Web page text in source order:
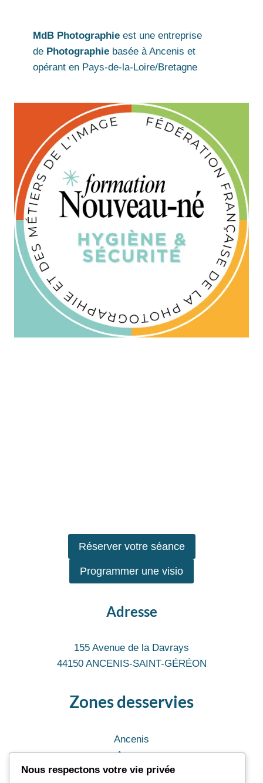
MdB Photographie est une entreprise
de Photographie basée à Ancenis et
opérant en Pays-de-la-Loire/Bretagne
Réserver votre séance
Programmer une visio
Adresse
155 Avenue de la Davrays
44150 ANCENIS-SAINT-GÉRÉON
Zones desservies
Ancenis
Angers
Nantes
Nous respectons votre vie privée